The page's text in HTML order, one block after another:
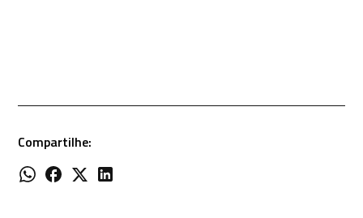
Compartilhe: